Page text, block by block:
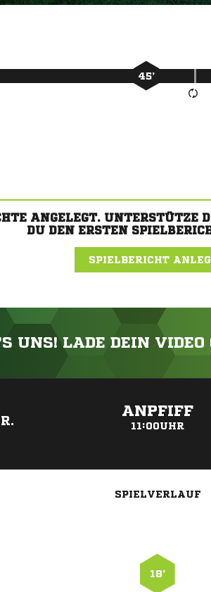
45’
ANGELEGT.
DU DEN ERSTEN
SPIELBERICHT
UNS! LADE DEIN VIDEO
ANPFIFF
11:00UHR
SPIELVERLAUF
18’